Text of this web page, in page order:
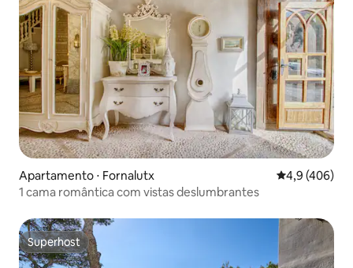
Apartamento ⋅ Fornalutx 4,9 de uma
4,9 (406)
1 cama romântica com vistas deslumbrantes
Superhost
Superhost